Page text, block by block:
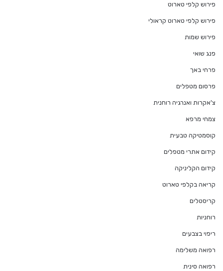
פירוש קלפי טארוט
פירוש קלפי טארוט קראולי
פירוש שמות
פנג שואי
פרחי באך
פרסום מטפלים
צ'אקרות ואנרגיה רוחנית
צמחי מרפא
קוסמטיקה טבעית
קידום אתרי מטפלים
קידום הקליניקה
קריאה בקלפי טארוט
קריסטלים
רוחניות
ריפוי בצבעים
רפואה משלימה
רפואה סינית